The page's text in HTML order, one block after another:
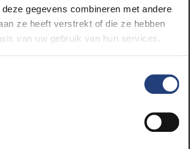
gegevens combineren met andere
ze heeft verstrekt of die ze hebben
van uw gebruik van hun services.
1 december om 19:00